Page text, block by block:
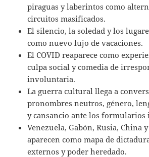
piraguas y laberintos como
circuitos masificados.
El silencio, la soledad y los
como nuevo lujo de vacaciones.
El COVID reaparece como
culpa social y comedia de
involuntaria.
La guerra cultural llega a
pronombres neutros, género,
y cansancio ante los formularios
Venezuela, Gabón, Rusia, China
aparecen como mapa de
externos y poder heredado.